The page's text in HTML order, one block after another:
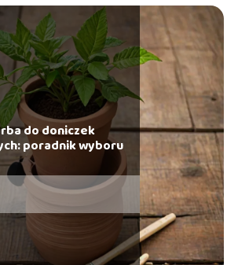
do doniczek
poradnik wyboru